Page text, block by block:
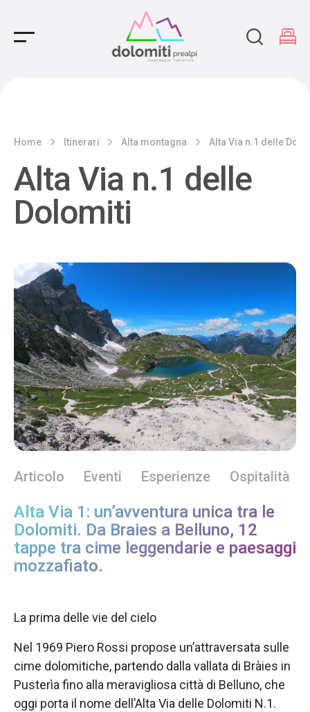
Main Navigation
Home Itinerari Alta montagna Alta Via n.1 delle
Alta Via n.1 delle
Dolomiti
Articolo Eventi Esperienze Ospitalità
Alta Via 1: un’avventura unica tra le
Dolomiti. Da Braies a Belluno, 12
tappe tra cime leggendarie e paesaggi
mozzafiato.
La prima delle vie del cielo
Nel 1969 Piero Rossi propose un’attraversata sulle
cime dolomitiche, partendo dalla vallata di Bràies in
Pusterìa fino alla meravigliosa città di Belluno, che
oggi porta il nome dell’Alta Via delle Dolomiti N.1.